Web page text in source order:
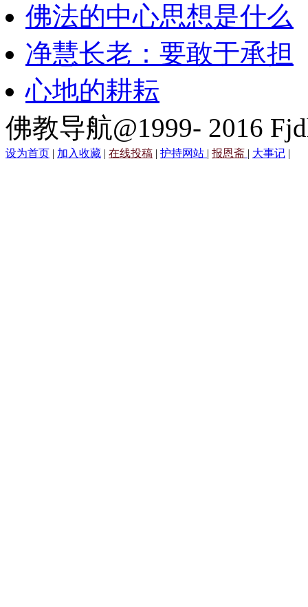
佛法的中心思想是什么
净慧长老：要敢于承担
心地的耕耘
佛教导航@1999- 2016
设为首页 | 加入收藏 | 在线投稿 | 护持网站 | 报恩斋 | 大事记 |